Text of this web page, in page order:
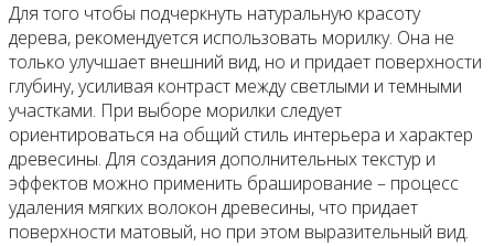
Для того чтобы подчеркнуть натуральную красоту
дерева, рекомендуется использовать морилку. Она не
только улучшает внешний вид, но и придает поверхности
глубину, усиливая контраст между светлыми и темными
участками. При выборе морилки следует
ориентироваться на общий стиль интерьера и характер
древесины. Для создания дополнительных текстур и
эффектов можно применить браширование – процесс
удаления мягких волокон древесины, что придает
поверхности матовый, но при этом выразительный вид.